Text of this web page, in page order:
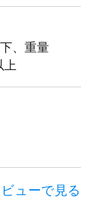
、重量
上
ューで見る